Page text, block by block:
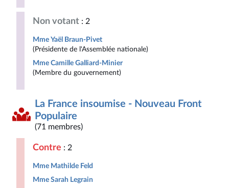
Non votant : 2
Mme Yaël Braun-Pivet
(Présidente de l'Assemblée nationale)
Mme Camille Galliard-Minier
(Membre du gouvernement)
La France insoumise - Nouveau Front
Populaire
(71 membres)
Contre : 2
Mme Mathilde Feld
Mme Sarah Legrain